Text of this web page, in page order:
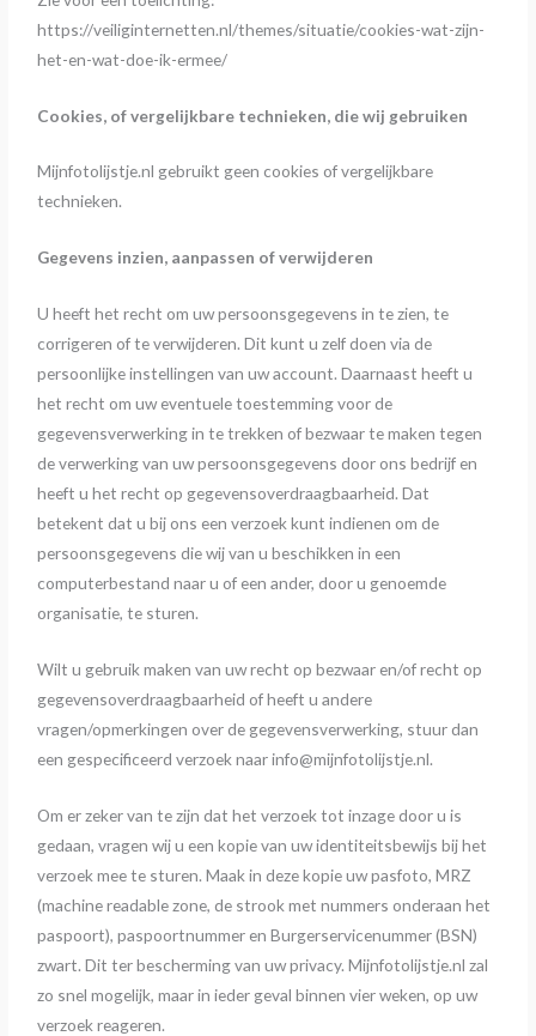
https://veiliginternetten.nl/themes/situatie/cookies-wat-zijn-
het-en-wat-doe-ik-ermee/
Cookies, of vergelijkbare technieken, die wij gebruiken
Mijnfotolijstje.nl gebruikt geen cookies of vergelijkbare
technieken.
Gegevens inzien, aanpassen of verwijderen
U heeft het recht om uw persoonsgegevens in te zien, te
corrigeren of te verwijderen. Dit kunt u zelf doen via de
persoonlijke instellingen van uw account. Daarnaast heeft u
het recht om uw eventuele toestemming voor de
gegevensverwerking in te trekken of bezwaar te maken tegen
de verwerking van uw persoonsgegevens door ons bedrijf en
heeft u het recht op gegevensoverdraagbaarheid. Dat
betekent dat u bij ons een verzoek kunt indienen om de
persoonsgegevens die wij van u beschikken in een
computerbestand naar u of een ander, door u genoemde
organisatie, te sturen.
Wilt u gebruik maken van uw recht op bezwaar en/of recht op
gegevensoverdraagbaarheid of heeft u andere
vragen/opmerkingen over de gegevensverwerking, stuur dan
een gespecificeerd verzoek naar info@mijnfotolijstje.nl.
Om er zeker van te zijn dat het verzoek tot inzage door u is
gedaan, vragen wij u een kopie van uw identiteitsbewijs bij het
verzoek mee te sturen. Maak in deze kopie uw pasfoto, MRZ
(machine readable zone, de strook met nummers onderaan het
paspoort), paspoortnummer en Burgerservicenummer (BSN)
zwart. Dit ter bescherming van uw privacy. Mijnfotolijstje.nl zal
zo snel mogelijk, maar in ieder geval binnen vier weken, op uw
verzoek reageren.